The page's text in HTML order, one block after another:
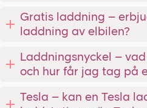
Gratis laddning –
laddning av elbilen?
Laddningsnyckel –
och hur får jag tag på
Tesla – kan en Tesla